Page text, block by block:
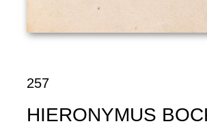
257
HIERONYMUS